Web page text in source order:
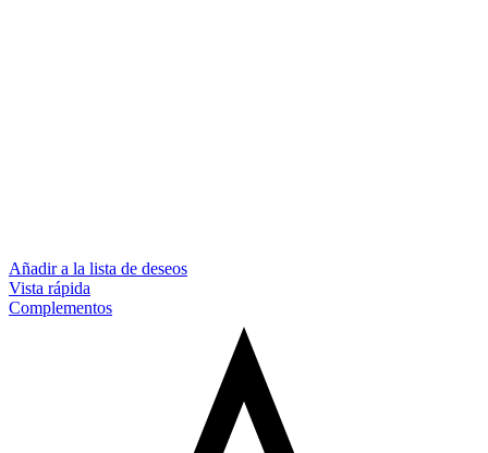
Añadir a la lista de deseos
Vista rápida
Complementos